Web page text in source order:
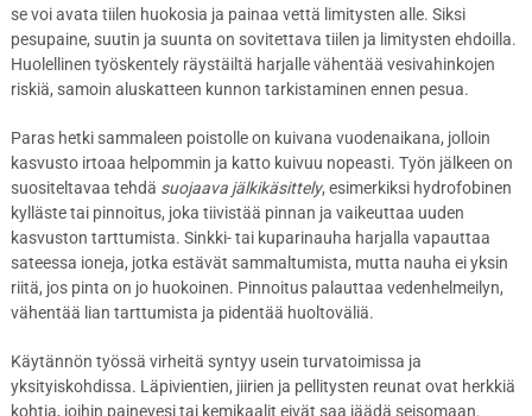
se voi avata tiilen huokosia ja painaa vettä limitysten alle. Siksi
pesupaine, suutin ja suunta on sovitettava tiilen ja limitysten ehdoilla.
Huolellinen työskentely räystäiltä harjalle vähentää vesivahinkojen
riskiä, samoin aluskatteen kunnon tarkistaminen ennen pesua.
Paras hetki sammaleen poistolle on kuivana vuodenaikana, jolloin
kasvusto irtoaa helpommin ja katto kuivuu nopeasti. Työn jälkeen on
suositeltavaa tehdä suojaava jälkikäsittely, esimerkiksi hydrofobinen
kylläste tai pinnoitus, joka tiivistää pinnan ja vaikeuttaa uuden
kasvuston tarttumista. Sinkki- tai kuparinauha harjalla vapauttaa
sateessa ioneja, jotka estävät sammaltumista, mutta nauha ei yksin
riitä, jos pinta on jo huokoinen. Pinnoitus palauttaa vedenhelmeilyn,
vähentää lian tarttumista ja pidentää huoltoväliä.
Käytännön työssä virheitä syntyy usein turvatoimissa ja
yksityiskohdissa. Läpivientien, jiirien ja pellitysten reunat ovat herkkiä
kohtia, joihin painevesi tai kemikaalit eivät saa jäädä seisomaan.